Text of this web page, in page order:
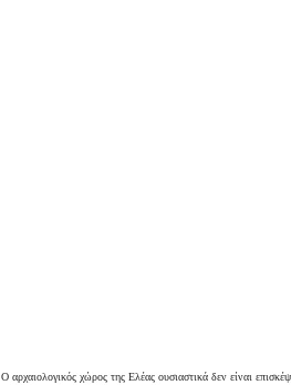
Ο αρχαιολογικός χώρος της Ελέας ουσιαστικά δεν είναι